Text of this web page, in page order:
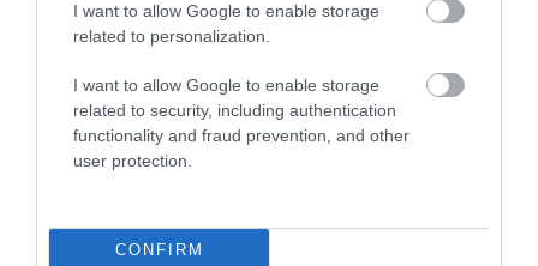
I want to allow Google to enable storage
related to personalization.
I want to allow Google to enable storage
related to security, including authentication
functionality and fraud prevention, and other
user protection.
CONFIRM
PSZILOCIBIN NÉPSZERŰBB,